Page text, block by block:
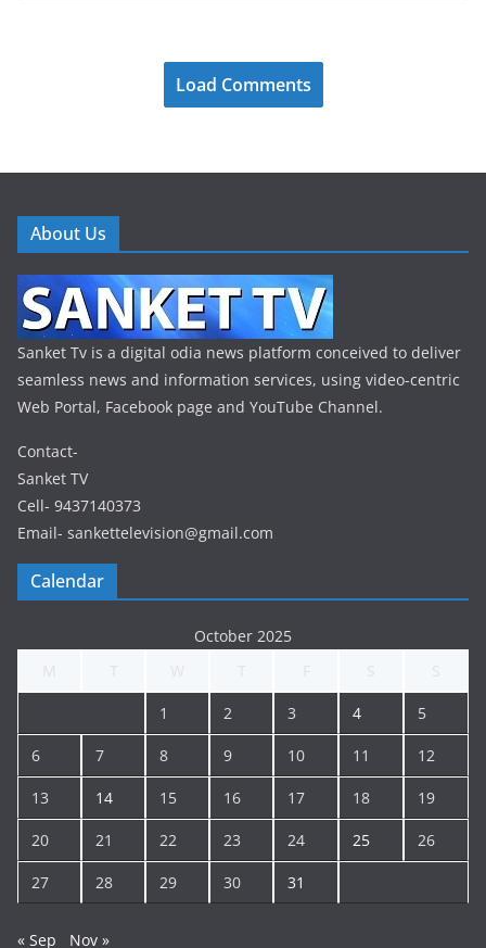
Load Comments
About Us
Sanket Tv is a digital odia news platform conceived to deliver
seamless news and information services, using video-centric
Web Portal, Facebook page and YouTube Channel.
Contact-
Sanket TV
Cell- 9437140373
Email- sankettelevision@gmail.com
Calendar
October 2025
1 2 3 4 5
6 7 8 9 10 11 12
13 14 15 16 17 18 19
20 21 22 23 24 25 26
27 28 29 30 31
« Sep Nov »